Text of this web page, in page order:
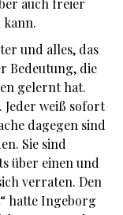
auch freier
kann.
und alles, das
Bedeutung, die
gelernt hat.
Jeder weiß sofort
dagegen sind
Sie sind
über einen und
verraten. Den
hatte Ingeborg